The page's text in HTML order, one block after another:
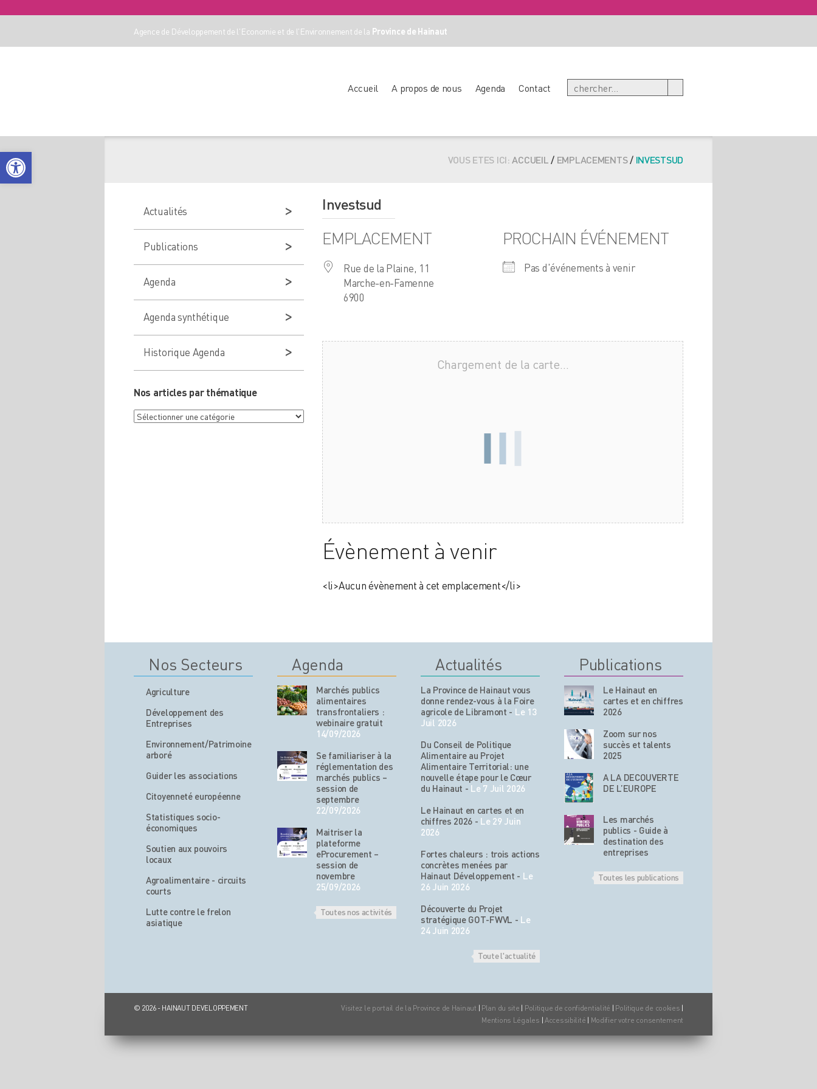
Agence de Développement de l'Economie et de l'Environnement de la Province de Hainaut
Accueil A propos de nous Agenda Contact
VOUS ETES ICI: ACCUEIL/ EMPLACEMENTS/ INVESTSUD
Investsud
EMPLACEMENT
Rue de la Plaine, 11
Marche-en-Famenne
6900
PROCHAIN ÉVÉNEMENT
Pas d'événements à venir
Chargement de la carte…
Évènement à venir
<li>Aucun évènement à cet emplacement</li>
Actualités
Publications
Agenda
Agenda synthétique
Historique Agenda
Nos articles par thématique
Nos
articles
Nos Secteurs
Agriculture
Développement des
Entreprises
Environnement/Patrimoine
arboré
Guider les associations
Citoyenneté européenne
Statistiques socio-
économiques
Soutien aux pouvoirs
locaux
Agroalimentaire - circuits
courts
Lutte contre le frelon
asiatique
Agenda
Marchés publics
alimentaires
transfrontaliers :
webinaire gratuit
14/09/2026
Se familiariser à la
réglementation des
marchés publics –
session de
septembre
22/09/2026
Maitriser la
plateforme
eProcurement –
session de
novembre
25/09/2026
Toutes nos activités
Actualités
La Province de Hainaut vous
donne rendez-vous à la Foire
agricole de Libramont - Le 13
Juil 2026
Du Conseil de Politique
Alimentaire au Projet
Alimentaire Territorial: une
nouvelle étape pour le Cœur
du Hainaut - Le 7 Juil 2026
Le Hainaut en cartes et en
chiffres 2026 - Le 29 Juin
2026
Fortes chaleurs : trois actions
concrètes menées par
Hainaut Développement - Le
26 Juin 2026
Découverte du Projet
stratégique GOT-FWVL - Le
24 Juin 2026
Toute l'actualité
Publications
Le Hainaut en
cartes et en chiffres
2026
Zoom sur nos
succès et talents
2025
A LA DECOUVERTE
DE L’EUROPE
Les marchés
publics - Guide à
destination des
entreprises
Toutes les publications
© 2026 - HAINAUT DEVELOPPEMENT Visitez le portail de la Province de Hainaut | Plan du site | Politique de confidentialité | Politique de cookies |
Mentions Légales | Accessibilité | Modifier votre consentement
Ouvrir la barre d’outils